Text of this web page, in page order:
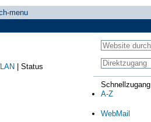
menu
Status
Schnellzugang
A-Z
WebMail